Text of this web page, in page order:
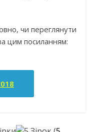
чи переглянути
цим посиланням: